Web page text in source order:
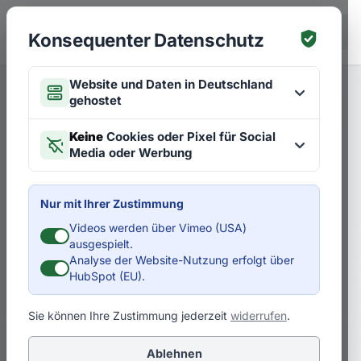
Zum Hauptinhalt springen
EN
5 Visionskandidaten für
Automobilzulieferer
Digitalisierung, Elektrifizierung und
autonomes Fahren sowie neue
Zielgruppen und Nutzungsformen von
Mobilitätsangeboten eröffnen
Automobilzulieferern in den nächsten
Konsequenter Datenschutz
Website und Daten in Deutschland
gehostet
Keine Cookies oder Pixel für Social
Media oder Werbung
Nur mit Ihrer Zustimmung
Videos werden über Vimeo (USA)
ausgespielt.
Analyse der Website-Nutzung erfolgt über
HubSpot (EU).
Sie können Ihre Zustimmung jederzeit widerrufen.
Ablehnen